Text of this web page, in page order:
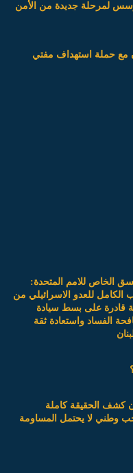
لمرحلة جديدة من الأمن
مع حملة استهداف مفتي
الخاص للامم المتحدة:
الكامل للعدو الاسرائيلي من
قادرة على بسط سيادة
الفساد واستعادة ثقة
كشف الحقيقة كاملة
وطني لا يحتمل المساومة